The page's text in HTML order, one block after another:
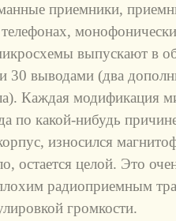
приемники,
выпускают в
30 выводами (два
Каждая модификация
по какой-нибудь
износился
остается целой. Это
радиоприемным
громкости.